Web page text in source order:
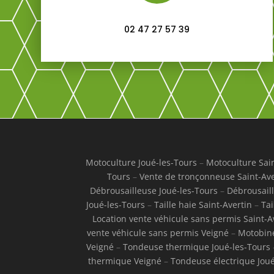
02 47 27 57 39
Motoculture Joué-les-Tours – Motoculture
Tours – Vente de tronçonneuse Saint-
Débrousailleuse Joué-les-Tours –
Joué-les-Tours – Taille haie Saint-Avertin –
Location vente véhicule sans permis Saint-
vente véhicule sans permis Veigné –
Veigné – Tondeuse thermique Joué-les-Tours
thermique Veigné – Tondeuse électrique